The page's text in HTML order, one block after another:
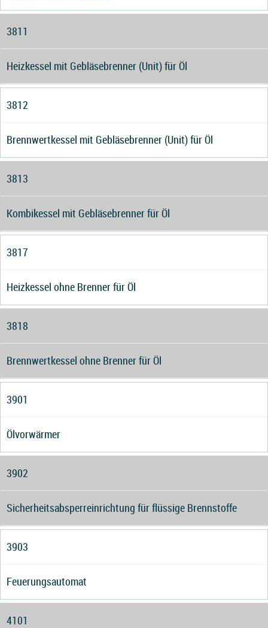
3811
Heizkessel mit Gebläsebrenner (Unit) für Öl
3812
Brennwertkessel mit Gebläsebrenner (Unit) für Öl
3813
Kombikessel mit Gebläsebrenner für Öl
3817
Heizkessel ohne Brenner für Öl
3818
Brennwertkessel ohne Brenner für Öl
3901
Ölvorwärmer
3902
Sicherheitsabsperreinrichtung für flüssige Brennstoffe
3903
Feuerungsautomat
4101